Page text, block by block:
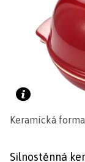
Keramická
Silnostěnná